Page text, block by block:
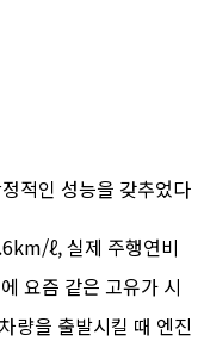
적인 성능을 갖추었다
ℓ, 실제 주행연비
요즘 같은 고유가 시
량을 출발시킬 때 엔진